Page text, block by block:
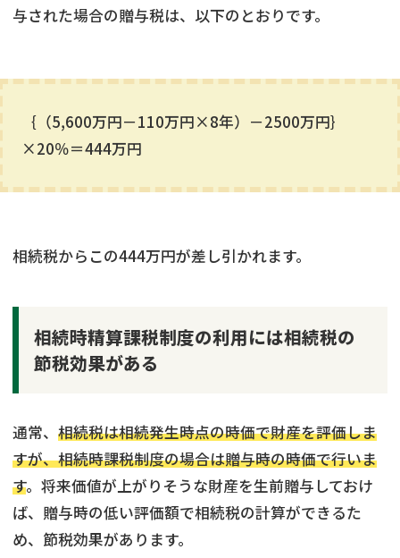
与された場合の贈与税は、以下のとおりです。
｛（5,600万円－110万円×8年）－2500万円｝
×20％＝444万円
相続税からこの444万円が差し引かれます。
相続時精算課税制度の利用には相続税の
節税効果がある
通常、 相続税は相続発生時点の時価で財産を評価しま
すが、相続時課税制度の場合は贈与時の時価で行いま
す。将来価値が上がりそうな財産を生前贈与しておけ
ば、贈与時の低い評価額で相続税の計算ができるた
め、節税効果があります。